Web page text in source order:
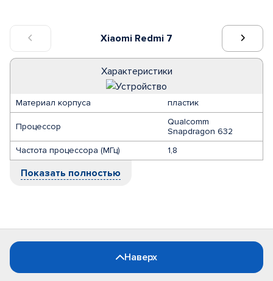
Xiaomi Redmi 7
Характеристики
Материал корпуса пластик
Процессор
Qualcomm
Snapdragon 632
Частота процессора (МГц)
1,8
Показать полностью
Наверх